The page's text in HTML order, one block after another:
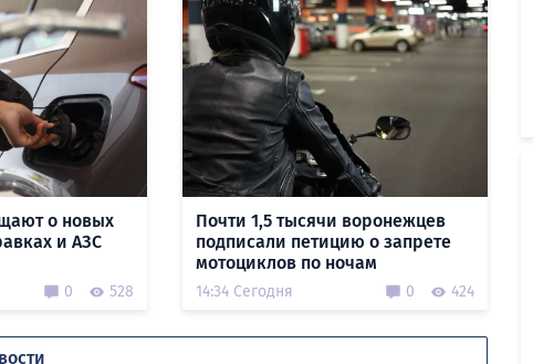
о новых
и АЗС
0 528
Почти 1,5 тысячи воронежцев
подписали петицию о запрете
мотоциклов по ночам
14:34 Сегодня 0 424